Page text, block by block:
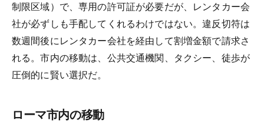
制限区域）で、専用の許可証が必要だが、レンタカー会
社が必ずしも手配してくれるわけではない。違反切符は
数週間後にレンタカー会社を経由して割増金額で請求さ
れる。市内の移動は、公共交通機関、タクシー、徒歩が
圧倒的に賢い選択だ。
ローマ市内の移動